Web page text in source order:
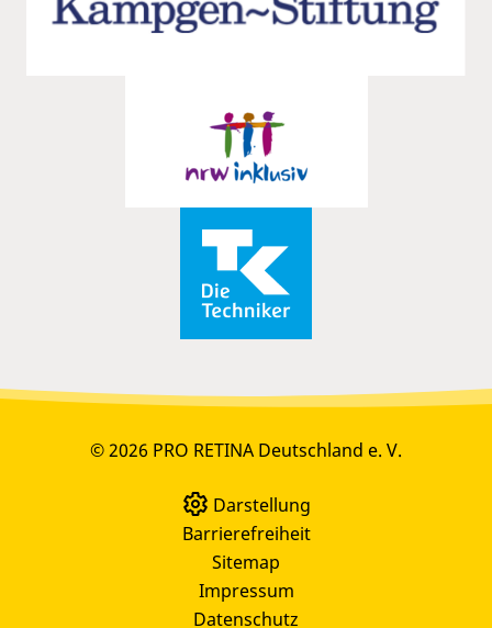
© 2026 PRO RETINA Deutschland e. V.
Darstellung
Barrierefreiheit
Sitemap
Impressum
Datenschutz